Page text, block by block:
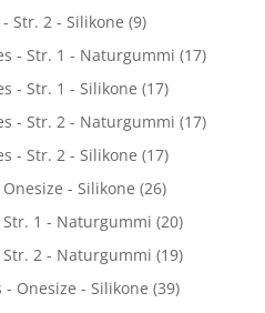
Str. 2 - Silikone (9)
- Str. 1 - Naturgummi (17)
- Str. 1 - Silikone (17)
- Str. 2 - Naturgummi (17)
- Str. 2 - Silikone (17)
Onesize - Silikone (26)
Str. 1 - Naturgummi (20)
Str. 2 - Naturgummi (19)
- Onesize - Silikone (39)